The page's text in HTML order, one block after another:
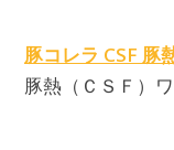
豚コレラ CSF 豚
豚熱（ＣＳＦ）